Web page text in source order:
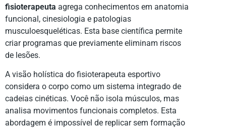
fisioterapeuta agrega conhecimentos em anatomia
funcional, cinesiologia e patologias
musculoesqueléticas. Esta base científica permite
criar programas que previamente eliminam riscos
de lesões.
A visão holística do fisioterapeuta esportivo
considera o corpo como um sistema integrado de
cadeias cinéticas. Você não isola músculos, mas
analisa movimentos funcionais completos. Esta
abordagem é impossível de replicar sem formação